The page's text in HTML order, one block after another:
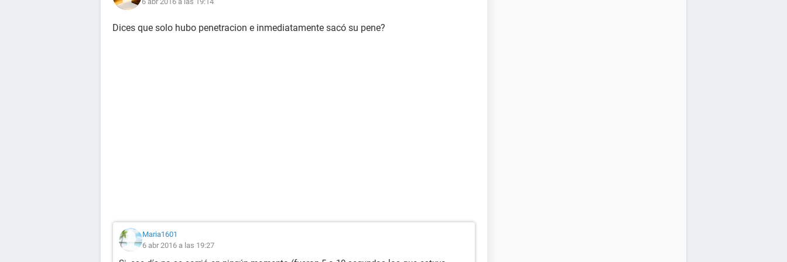
Dices que solo hubo penetracion e inmediatamente sacó su pene?
Maria1601
6 abr 2016 a las 19:27